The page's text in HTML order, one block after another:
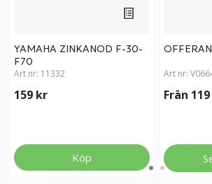
YAMAHA ZINKANOD F-30-
F70
Art nr: 11332
159 kr
Köp
Art nr:
Från